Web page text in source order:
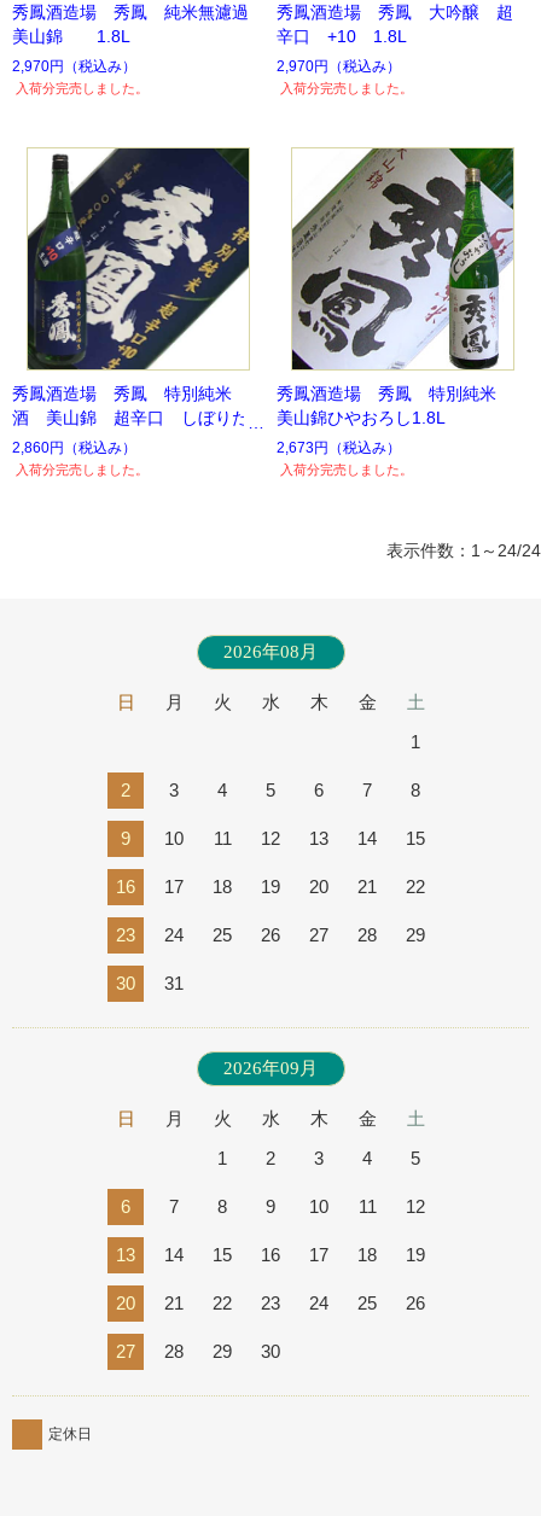
秀鳳酒造場 秀鳳 純米無濾過
美山錦 1.8L
2,970円 （税込み）
入荷分完売しました。
秀鳳酒造場 秀鳳 大吟醸 超
辛口 +10 1.8L
2,970円 （税込み）
入荷分完売しました。
秀鳳酒造場 秀鳳 特別純米
酒 美山錦 超辛口 しぼりた
て
2,860円 （税込み）
入荷分完売しました。
秀鳳酒造場 秀鳳 特別純米
美山錦ひやおろし1.8L
2,673円 （税込み）
入荷分完売しました。
表示件数：1～24/24
2026年08月
日 月 火 水 木 金
土
1
2 3 4 5 6 7 8
9 10 11 12 13 14 15
16 17 18 19 20 21 22
23 24 25 26 27 28 29
30 31
2026年09月
日 月 火 水 木 金
土
1
2 3 4 5
6 7 8 9 10 11 12
13 14 15 16 17 18 19
20 21 22 23 24 25 26
27 28 29 30
定休日